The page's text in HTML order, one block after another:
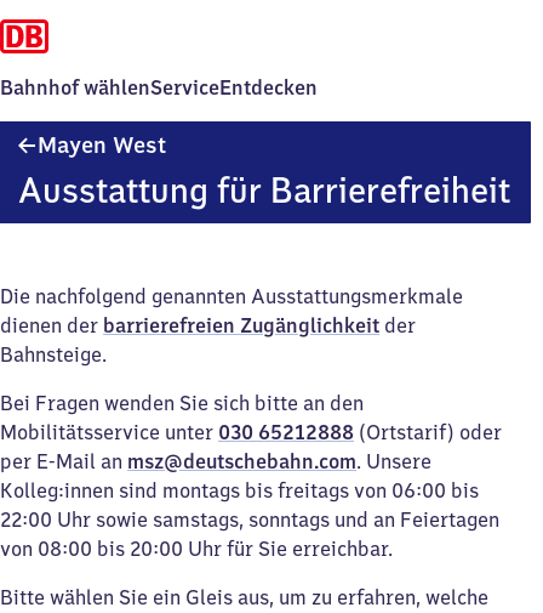
Bahnhof wählenServiceEntdecken
Mayen West
Ausstattung für Barrierefreiheit
Die nachfolgend genannten Ausstattungsmerkmale
dienen der barrierefreien Zugänglichkeit der
Bahnsteige.
Bei Fragen wenden Sie sich bitte an den
Mobilitätsservice unter 030 65212888 (Ortstarif) oder
per E-Mail an msz@deutschebahn.com. Unsere
Kolleg:innen sind montags bis freitags von 06:00 bis
22:00 Uhr sowie samstags, sonntags und an Feiertagen
von 08:00 bis 20:00 Uhr für Sie erreichbar.
Bitte wählen Sie ein Gleis aus, um zu erfahren, welche